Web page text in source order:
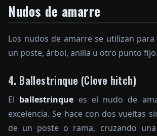
Nudos de amarre
Los nudos de amarre se utilizan
un poste, árbol, anilla u otro punto fijo.
4. Ballestrinque (Clove hitch)
El ballestrinque es el nudo de
excelencia. Se hace con dos vueltas
de un poste o rama, cruzando